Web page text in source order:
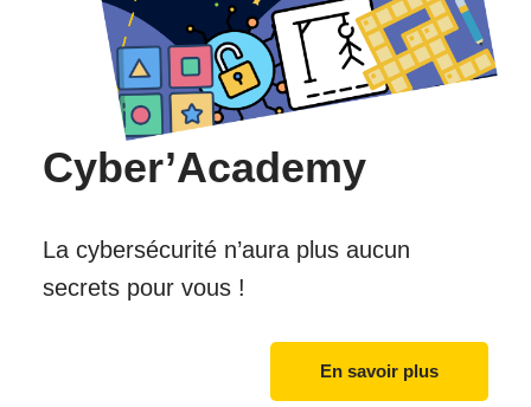
Cyber’Academy
La cybersécurité n’aura plus aucun
secrets pour vous !
En savoir plus